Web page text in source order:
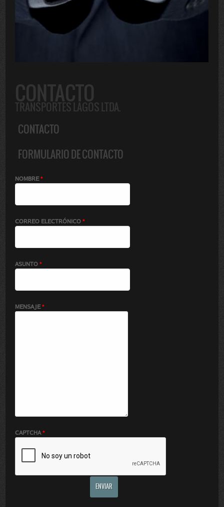
CONTACTO
TRANSPORTES LAGOS LTDA.
CONTACTO
FORMULARIO DE CONTACTO
NOMBRE *
CORREO ELECTRÓNICO *
ASUNTO *
MENSAJE *
CAPTCHA *
ENVIAR